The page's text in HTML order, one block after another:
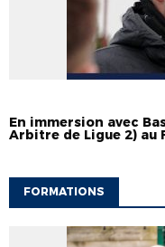
En immersion avec
Arbitre de Ligue 2) au
FORMATIONS